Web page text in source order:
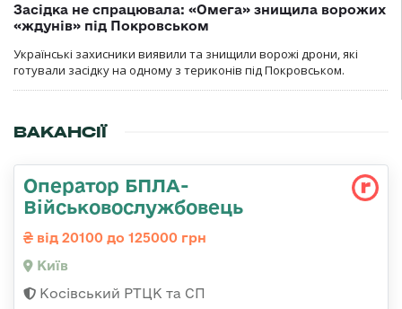
Засідка не спрацювала: «Омега» знищила ворожих
«ждунів» під Покровськом
Українські захисники виявили та знищили ворожі дрони, які
готували засідку на одному з териконів під Покровськом.
ВАКАНСІЇ
Оператор БПЛА-
Військовослужбовець
від 20100 до 125000 грн
Київ
Косівський РТЦК та СП